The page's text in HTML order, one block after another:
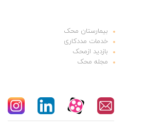
بیمارستان محک
خدمات مددکاری
بازدید ازمحک
مجله محک